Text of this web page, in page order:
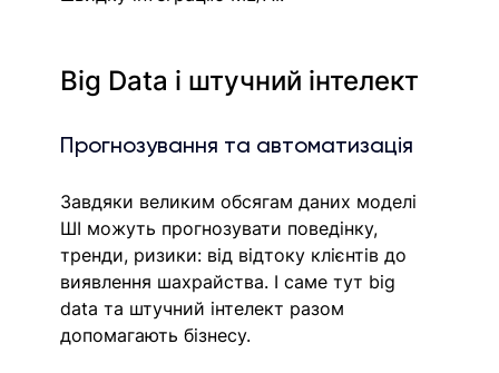
Big Data і штучний інтелект
Прогнозування та автоматизація
Завдяки великим обсягам даних моделі
ШІ можуть прогнозувати поведінку,
тренди, ризики: від відтоку клієнтів до
виявлення шахрайства. І саме тут big
data та штучний інтелект разом
допомагають бізнесу.